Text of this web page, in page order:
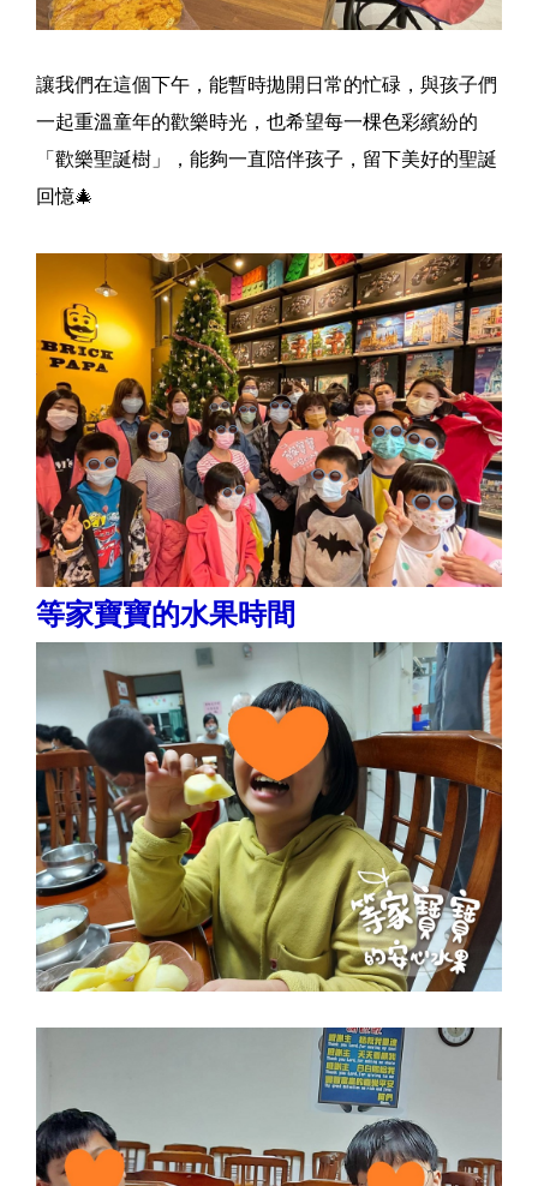
讓我們在這個下午，能暫時拋開日常的忙碌，與孩子們
一起重溫童年的歡樂時光，也希望每一棵色彩繽紛的
「歡樂聖誕樹」，能夠一直陪伴孩子，留下美好的聖誕
回憶🎄
等家寶寶的水果時間